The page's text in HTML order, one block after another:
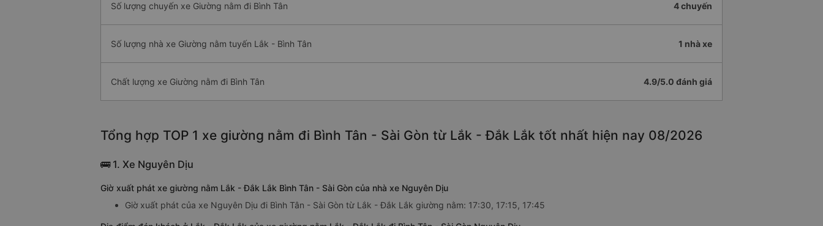
Số lượng chuyến xe Giường nằm đi Bình Tân 4 chuyến
Số lượng nhà xe Giường nằm tuyến Lắk - Bình Tân 1 nhà xe
Chất lượng xe Giường nằm đi Bình Tân 4.9/5.0 đánh giá
Tổng hợp TOP 1 xe giường nằm đi Bình Tân - Sài Gòn từ Lắk - Đắk Lắk tốt nhất hiện nay 08/2026
🚌 1. Xe Nguyên Dịu
Giờ xuất phát xe giường nằm Lắk - Đắk Lắk Bình Tân - Sài Gòn của nhà xe Nguyên Dịu
Giờ xuất phát của xe Nguyên Dịu đi Bình Tân - Sài Gòn từ Lắk - Đắk Lắk giường nằm: 17:30, 17:15, 17:45